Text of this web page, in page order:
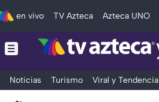
en vivo TV Azteca Azteca UNO
Noticias Turismo Viral y Tendencia